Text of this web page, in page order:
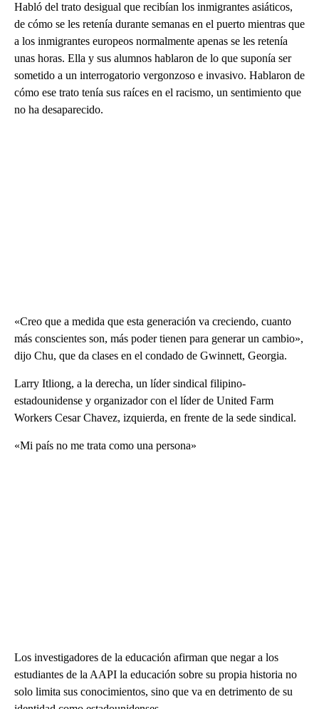
Habló del trato desigual que recibían los inmigrantes asiáticos,
de cómo se les retenía durante semanas en el puerto mientras que
a los inmigrantes europeos normalmente apenas se les retenía
unas horas. Ella y sus alumnos hablaron de lo que suponía ser
sometido a un interrogatorio vergonzoso e invasivo. Hablaron de
cómo ese trato tenía sus raíces en el racismo, un sentimiento que
no ha desaparecido.
«Creo que a medida que esta generación va creciendo, cuanto
más conscientes son, más poder tienen para generar un cambio»,
dijo Chu, que da clases en el condado de Gwinnett, Georgia.
Larry Itliong, a la derecha, un líder sindical filipino-
estadounidense y organizador con el líder de United Farm
Workers Cesar Chavez, izquierda, en frente de la sede sindical.
«Mi país no me trata como una persona»
Los investigadores de la educación afirman que negar a los
estudiantes de la AAPI la educación sobre su propia historia no
solo limita sus conocimientos, sino que va en detrimento de su